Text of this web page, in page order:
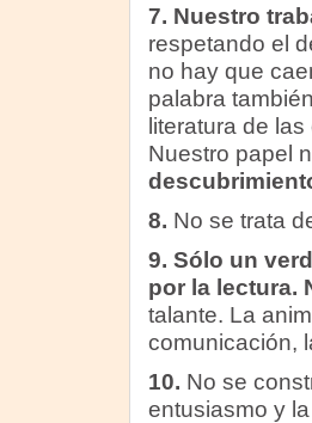
7. Nuestro
respetando el
no hay que
palabra
literatura de
Nuestro papel
8. No se trata
9. Sólo un
por la lectura.
talante. La
comunicación,
10. No se
entusiasmo y